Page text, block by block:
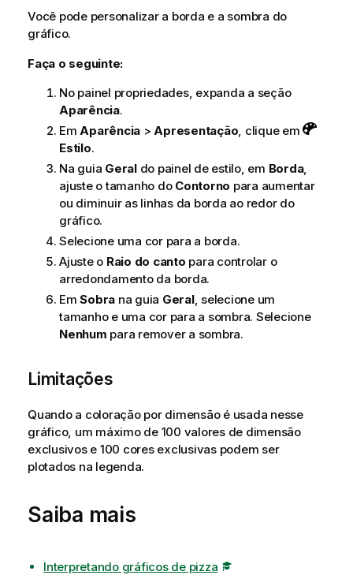
Você pode personalizar a borda e a sombra do
gráfico.
Faça o seguinte:
No painel propriedades, expanda a seção
Aparência.
EmAparência >Apresentação, clique em
Estilo.
Na guia Geraldo painel de estilo, em Borda,
ajuste o tamanho do Contorno para aumentar
ou diminuir as linhas da borda ao redor do
gráfico.
Selecione uma cor para a borda.
Ajuste o Raio do canto para controlar o
arredondamento da borda.
EmSobra na guia Geral, selecione um
tamanho e uma cor para a sombra. Selecione
Nenhum para remover a sombra.
Limitações
Quando a coloração por dimensão é usada nesse
gráfico, um máximo de 100 valores de dimensão
exclusivos e 100 cores exclusivas podem ser
plotados na legenda.
Saiba mais
Interpretando gráficos de pizza